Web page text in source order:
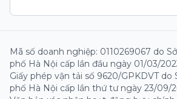
Mã số doanh nghiệp: 0110269067 do
phố Hà Nội cấp lần đầu ngày 01/03/
Giấy phép vận tải số 9620/GPKDVT do
phố Hà Nội cấp lần thứ tư ngày 23/09/